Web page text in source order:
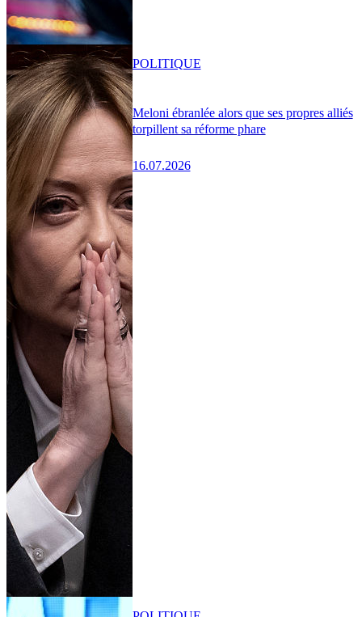
Meloni ébranlée alors que ses propres alliés
torpillent sa réforme phare
16.07.2026
POLITIQUE